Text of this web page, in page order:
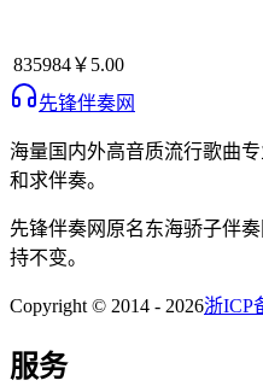
835984￥5.00
先锋伴奏网
海量国内外高音质流行歌曲
和求伴奏。
先锋伴奏网 原名东海骄子伴奏
持不变。
Copyright © 2014 - 2026浙ICP
服务